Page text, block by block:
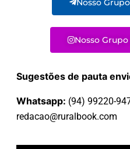
Nosso
Nosso
Sugestões de pauta
Whatsapp: (94) 99220-
redacao@ruralbook.com